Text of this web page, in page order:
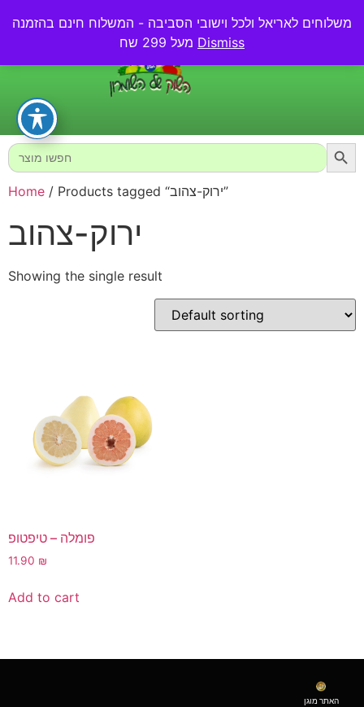
משלוחים לאריאל ולכל וישובי הסביבה - המשלוח חינם בהזמנה
Dismiss
0.00₪
Search
for:
Home / Products tagged “ירוק-צהוב”
ירוק-צהוב
Showing the single result
פומלה – טיפטופ
11.90 ₪
Add to cart
האתר מוגן